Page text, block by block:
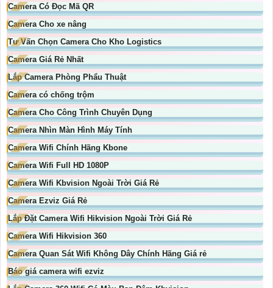
Camera Có Đọc Mã QR
Camera Cho xe nâng
Tư Vấn Chọn Camera Cho Kho Logistics
Camera Giá Rẻ Nhất
Lắp Camera Phòng Phẩu Thuật
Camera có chống trộm
Camera Cho Công Trình Chuyên Dụng
Camera Nhìn Màn Hình Máy Tính
Camera Wifi Chính Hãng Kbone
Camera Wifi Full HD 1080P
Camera Wifi Kbvision Ngoài Trời Giá Rẻ
Camera Ezviz Giá Rẻ
Lắp Đặt Camera Wifi Hikvision Ngoài Trời Giá Rẻ
Camera Wifi Hikvision 360
Camera Quan Sát Wifi Không Dây Chính Hãng Giá rẻ
Báo giá camera wifi ezviz